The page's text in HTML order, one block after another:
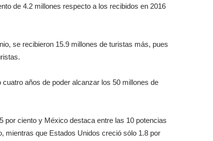
de 4.2 millones respecto a los recibidos en 2016
se recibieron 15.9 millones de turistas más, pues
años de poder alcanzar los 50 millones de
por ciento y México destaca entre las 10 potencias
mientras que Estados Unidos creció sólo 1.8 por